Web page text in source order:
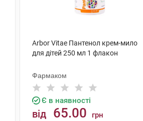
Arbor Vitae Пантенол крем-мило
для дітей 250 мл 1 флакон
Фармаком
Є в наявності
від 65.00 грн